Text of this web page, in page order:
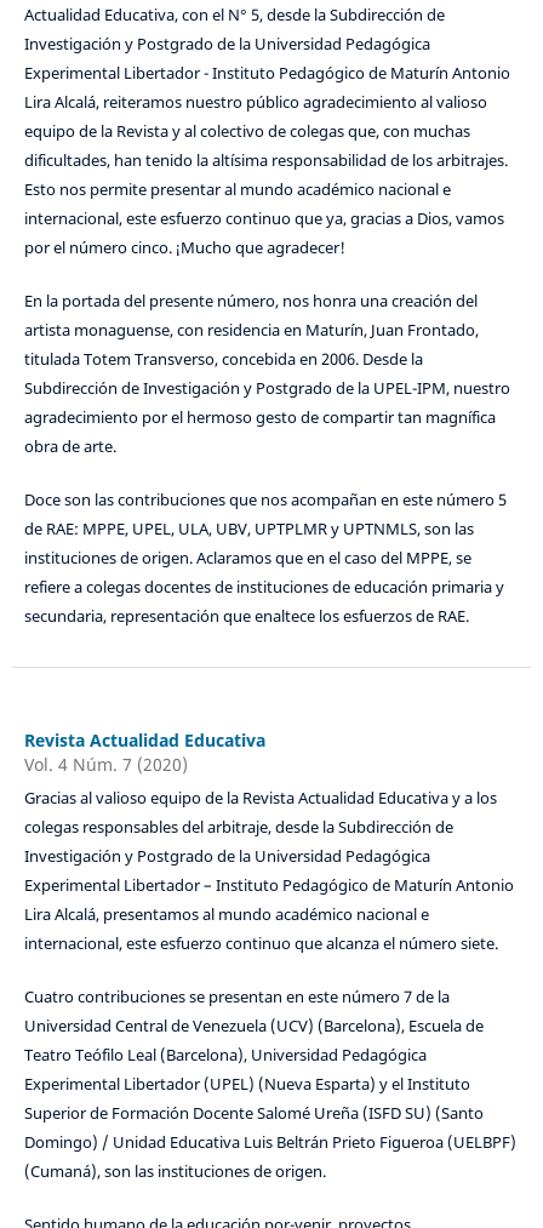
Actualidad Educativa, con el N° 5, desde la Subdirección de
Investigación y Postgrado de la Universidad Pedagógica
Experimental Libertador - Instituto Pedagógico de Maturín Antonio
Lira Alcalá, reiteramos nuestro público agradecimiento al valioso
equipo de la Revista y al colectivo de colegas que, con muchas
dificultades, han tenido la altísima responsabilidad de los arbitrajes.
Esto nos permite presentar al mundo académico nacional e
internacional, este esfuerzo continuo que ya, gracias a Dios, vamos
por el número cinco. ¡Mucho que agradecer!
En la portada del presente número, nos honra una creación del
artista monaguense, con residencia en Maturín, Juan Frontado,
titulada Totem Transverso, concebida en 2006. Desde la
Subdirección de Investigación y Postgrado de la UPEL-IPM, nuestro
agradecimiento por el hermoso gesto de compartir tan magnífica
obra de arte.
Doce son las contribuciones que nos acompañan en este número 5
de RAE: MPPE, UPEL, ULA, UBV, UPTPLMR y UPTNMLS, son las
instituciones de origen. Aclaramos que en el caso del MPPE, se
refiere a colegas docentes de instituciones de educación primaria y
secundaria, representación que enaltece los esfuerzos de RAE.
Revista Actualidad Educativa
Vol. 4 Núm. 7 (2020)
Gracias al valioso equipo de la Revista Actualidad Educativa y a los
colegas responsables del arbitraje, desde la Subdirección de
Investigación y Postgrado de la Universidad Pedagógica
Experimental Libertador – Instituto Pedagógico de Maturín Antonio
Lira Alcalá, presentamos al mundo académico nacional e
internacional, este esfuerzo continuo que alcanza el número siete.
Cuatro contribuciones se presentan en este número 7 de la
Universidad Central de Venezuela (UCV) (Barcelona), Escuela de
Teatro Teófilo Leal (Barcelona), Universidad Pedagógica
Experimental Libertador (UPEL) (Nueva Esparta) y el Instituto
Superior de Formación Docente Salomé Ureña (ISFD SU) (Santo
Domingo) / Unidad Educativa Luis Beltrán Prieto Figueroa (UELBPF)
(Cumaná), son las instituciones de origen.